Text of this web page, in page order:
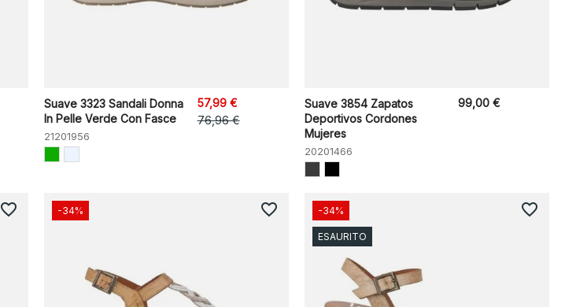
Suave 3323 Sandali Donna
In Pelle Verde Con Fasce
21201956
57,99 €
76,96 €
Suave 3854 Zapatos
Deportivos Cordones
Mujeres
20201466
99,00 €
favorite_border -34% favorite_border -34%
ESAURITO
favorite_border